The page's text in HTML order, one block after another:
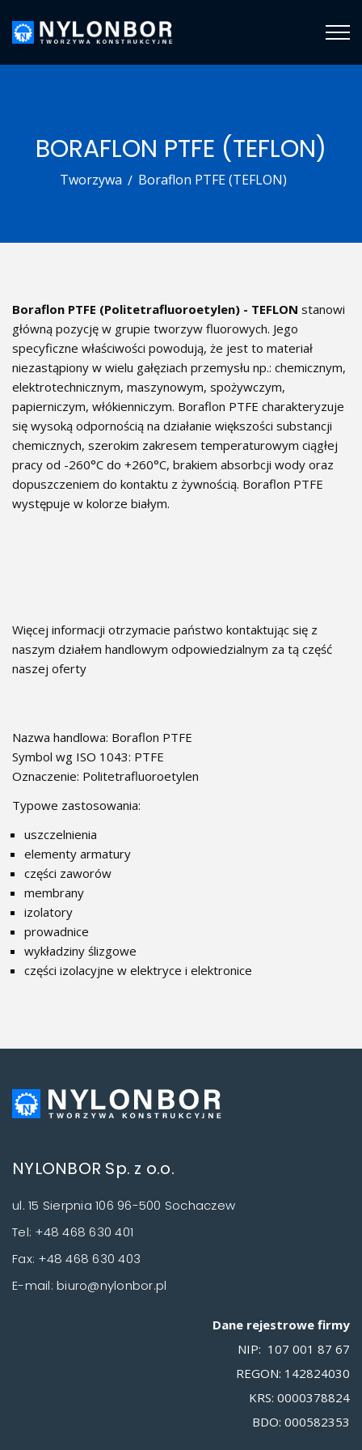
BORAFLON PTFE (TEFLON)
Tworzywa Boraflon PTFE (TEFLON)
Boraflon PTFE (Politetrafluoroetylen) - TEFLON stanowi
główną pozycję w grupie tworzyw fluorowych. Jego
specyficzne właściwości powodują, że jest to materiał
niezastąpiony w wielu gałęziach przemysłu np.: chemicznym,
elektrotechnicznym, maszynowym, spożywczym,
papierniczym, włókienniczym. Boraflon PTFE charakteryzuje
się wysoką odpornością na działanie większości substancji
chemicznych, szerokim zakresem temperaturowym ciągłej
pracy od -260°C do +260°C, brakiem absorbcji wody oraz
dopuszczeniem do kontaktu z żywnością. Boraflon PTFE
występuje w kolorze białym.
Więcej informacji otrzymacie państwo kontaktując się z
naszym działem handlowym odpowiedzialnym za tą część
naszej oferty
Nazwa handlowa: Boraflon PTFE
Symbol wg ISO 1043: PTFE
Oznaczenie: Politetrafluoroetylen
Typowe zastosowania:
uszczelnienia
elementy armatury
części zaworów
membrany
izolatory
prowadnice
wykładziny ślizgowe
części izolacyjne w elektryce i elektronice
NYLONBOR Sp. z o.o.
ul. 15 Sierpnia 106 96-500 Sochaczew
Tel: +48 468 630 401
Fax: +48 468 630 403
E-mail: biuro@nylonbor.pl
Dane rejestrowe firmy
NIP: 107 001 87 67
REGON: 142824030
KRS: 0000378824
BDO: 000582353